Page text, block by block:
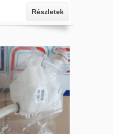
Részletek